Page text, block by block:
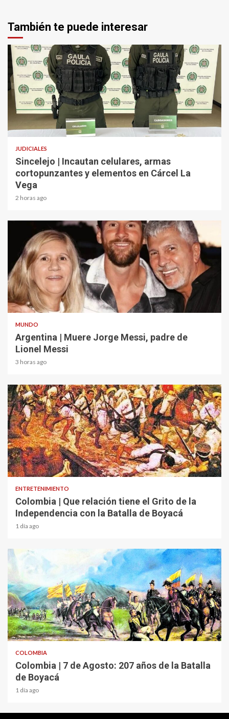
También te puede interesar
2 min read
JUDICIALES
Sincelejo | Incautan celulares, armas
cortopunzantes y elementos en Cárcel La
Vega
2 horas ago
2 min read
MUNDO
Argentina | Muere Jorge Messi, padre de
Lionel Messi
3 horas ago
1 min read
ENTRETENIMIENTO
Colombia | Que relación tiene el Grito de la
Independencia con la Batalla de Boyacá
1 día ago
2 min read
COLOMBIA
Colombia | 7 de Agosto: 207 años de la Batalla
de Boyacá
1 día ago